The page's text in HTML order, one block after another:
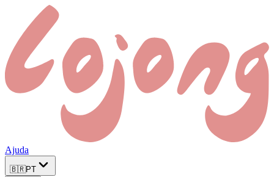
Ajuda
🇧🇷PT